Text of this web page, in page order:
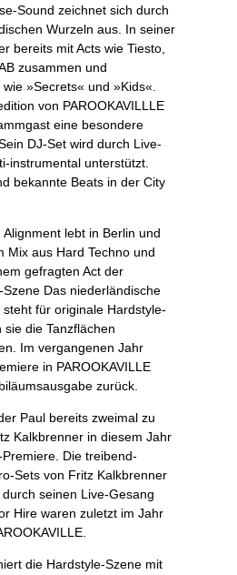
Sound zeichnet sich durch
Wurzeln aus. In seiner
bereits mit Acts wie Tiesto,
zusammen und
»Secrets« und »Kids«.
von PAROOKAVILLLE
eine besondere
DJ-Set wird durch Live-
instrumental unterstützt.
bekannte Beats in der City
lebt in Berlin und
Mix aus Hard Techno und
gefragten Act der
Das niederländische
für originale Hardstyle-
die Tanzflächen
Im vergangenen Jahr
in PAROOKAVILLE
zurück.
Paul bereits zweimal zu
Kalkbrenner in diesem Jahr
Die treibend-
Sets von Fritz Kalkbrenner
seinen Live-Gesang
Hire waren zuletzt im Jahr
die Hardstyle-Szene mit